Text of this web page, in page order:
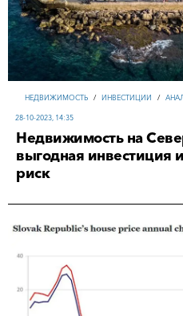
НЕДВИЖИМОСТЬ / ИНВЕСТИЦИИ /
28-10-2023, 14:35
Недвижимость на
выгодная инвестиция
риск